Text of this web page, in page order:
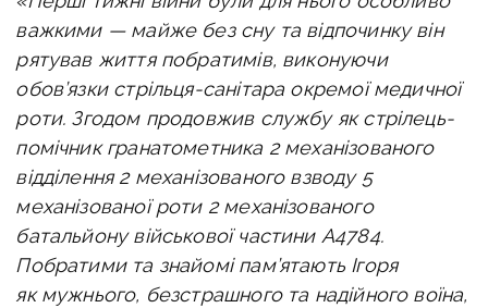
важкими — майже без сну та відпочинку він
рятував життя побратимів, виконуючи
обов’язки стрільця-санітара окремої медичної
роти. Згодом продовжив службу як стрілець-
помічник гранатометника 2 механізованого
відділення 2 механізованого взводу 5
механізованої роти 2 механізованого
батальйону військової частини А4784.
Побратими та знайомі пам’ятають Ігоря
як мужнього, безстрашного та надійного воїна,